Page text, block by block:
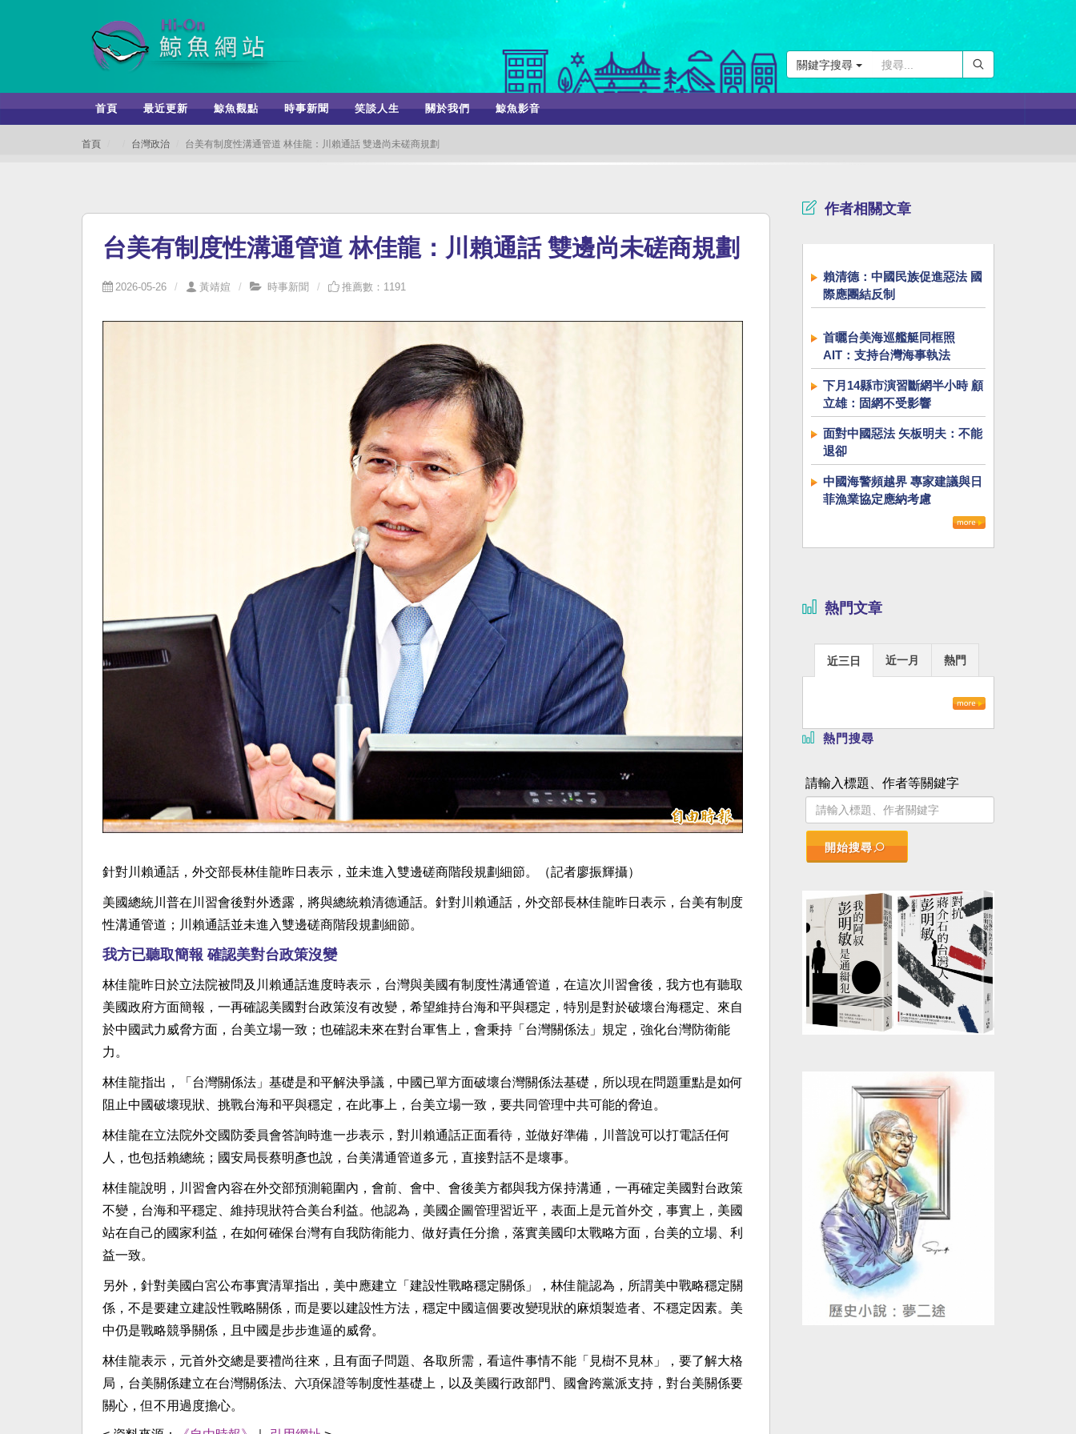
關鍵字搜尋
首頁 最近更新 鯨魚觀點 時事新聞 笑談人生 關於我們 鯨魚影音
首頁 台灣政治 台美有制度性溝通管道 林佳龍：川賴通話 雙邊尚未磋商規劃
台美有制度性溝通管道 林佳龍：川賴通話 雙邊尚未磋商規劃
2026-05-26 黃靖媗 時事新聞 推薦數：1191
針對川賴通話，外交部長林佳龍昨日表示，並未進入雙邊磋商階段規劃細節。（記者廖振輝攝）
美國總統川普在川習會後對外透露，將與總統賴清德通話。針對川賴通話，外交部長林佳龍昨日表示，台美有制度
性溝通管道；川賴通話並未進入雙邊磋商階段規劃細節。
我方已聽取簡報 確認美對台政策沒變
林佳龍昨日於立法院被問及川賴通話進度時表示，台灣與美國有制度性溝通管道，在這次川習會後，我方也有聽取
美國政府方面簡報，一再確認美國對台政策沒有改變，希望維持台海和平與穩定，特別是對於破壞台海穩定、來自
於中國武力威脅方面，台美立場一致；也確認未來在對台軍售上，會秉持「台灣關係法」規定，強化台灣防衛能
力。
林佳龍指出，「台灣關係法」基礎是和平解決爭議，中國已單方面破壞台灣關係法基礎，所以現在問題重點是如何
阻止中國破壞現狀、挑戰台海和平與穩定，在此事上，台美立場一致，要共同管理中共可能的脅迫。
林佳龍在立法院外交國防委員會答詢時進一步表示，對川賴通話正面看待，並做好準備，川普說可以打電話任何
人，也包括賴總統；國安局長蔡明彥也說，台美溝通管道多元，直接對話不是壞事。
林佳龍說明，川習會內容在外交部預測範圍內，會前、會中、會後美方都與我方保持溝通，一再確定美國對台政策
不變，台海和平穩定、維持現狀符合美台利益。他認為，美國企圖管理習近平，表面上是元首外交，事實上，美國
站在自己的國家利益，在如何確保台灣有自我防衛能力、做好責任分擔，落實美國印太戰略方面，台美的立場、利
益一致。
另外，針對美國白宮公布事實清單指出，美中應建立「建設性戰略穩定關係」，林佳龍認為，所謂美中戰略穩定關
係，不是要建立建設性戰略關係，而是要以建設性方法，穩定中國這個要改變現狀的麻煩製造者、不穩定因素。美
中仍是戰略競爭關係，且中國是步步進逼的威脅。
林佳龍表示，元首外交總是要禮尚往來，且有面子問題、各取所需，看這件事情不能「見樹不見林」，要了解大格
局，台美關係建立在台灣關係法、六項保證等制度性基礎上，以及美國行政部門、國會跨黨派支持，對台美關係要
關心，但不用過度擔心。
作者相關文章
賴清德：中國民族促進惡法 國
際應團結反制
首曬台美海巡艦艇同框照
AIT：支持台灣海事執法
下月14縣市演習斷網半小時 顧
立雄：固網不受影響
面對中國惡法 矢板明夫：不能
退卻
中國海警頻越界 專家建議與日
菲漁業協定應納考慮
熱門文章
近三日 近一月 熱門
熱門搜尋
請輸入標題、作者等關鍵字
開始搜尋